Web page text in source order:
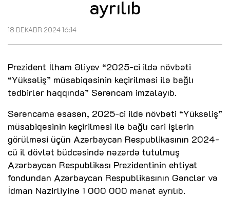
ayrılıb
18 DEKABR 2024 16:14
Prezident İlham Əliyev “2025-ci ildə növbəti
“Yüksəliş” müsabiqəsinin keçirilməsi ilə bağlı
tədbirlər haqqında” Sərəncam imzalayıb.
Sərəncama əsasən, 2025-ci ildə növbəti “Yüksəliş”
müsabiqəsinin keçirilməsi ilə bağlı cari işlərin
görülməsi üçün Azərbaycan Respublikasının 2024-
cü il dövlət büdcəsində nəzərdə tutulmuş
Azərbaycan Respublikası Prezidentinin ehtiyat
fondundan Azərbaycan Respublikasının Gənclər və
İdman Nazirliyinə 1 000 000 manat ayrılıb.